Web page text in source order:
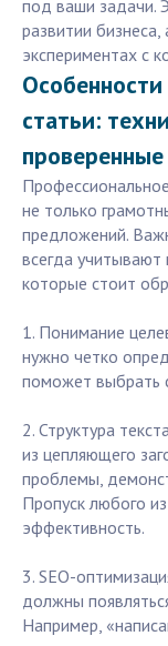
под ваши задачи.
развитии
экспериментах с
статьи:
не только
предложений.
всегда
которые стоит
1. Понимание
нужно четко
поможет выбрать
2. Структура
из цепляющего
проблемы,
Пропуск любого
эффективность.
3. SEO-
должны
Например,